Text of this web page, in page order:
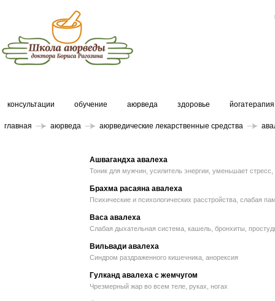
консультации обучение аюрведа здоровье йогатерапия
главная аюрведа аюрведические лекарственные средства
Ашвагандха авалеха
Тоник для мужчин, усилитель энергии, уменьшает
Брахма расаяна авалеха
Психические и психологических расстройства, слабая
Васа авалеха
Слабая дыхательная система, кашель, бронхиты,
Вильвади авалеха
Синдром раздраженного кишечника, анорексия
Гулканд авалеха с жемчугом
Чрезмерный жар во всем теле, руках, ногах